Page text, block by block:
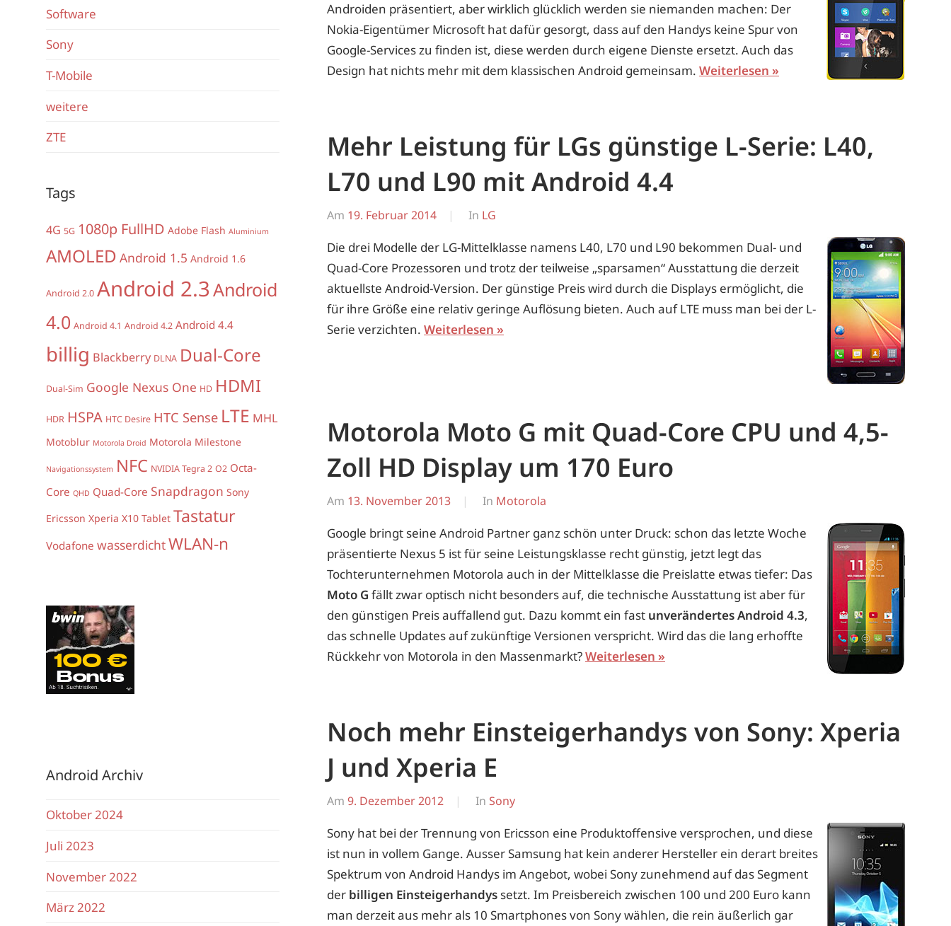
Androiden präsentiert, aber wirklich glücklich werden sie niemanden machen: Der
Nokia-Eigentümer Microsoft hat dafür gesorgt, dass auf den Handys keine Spur von
Google-Services zu finden ist, diese werden durch eigene Dienste ersetzt. Auch das
Design hat nichts mehr mit dem klassischen Android gemeinsam. Weiterlesen
Mehr Leistung für LGs günstige L-Serie: L40,
L70 und L90 mit Android 4.4
Am 19. Februar 2014
Von
In LG
Die drei Modelle der LG-Mittelklasse namens L40, L70 und L90 bekommen Dual- und
Quad-Core Prozessoren und trotz der teilweise „sparsamen“ Ausstattung die derzeit
aktuellste Android-Version. Der günstige Preis wird durch die Displays ermöglicht, die
für ihre Größe eine relativ geringe Auflösung bieten. Auch auf LTE muss man bei der L-
Serie verzichten. Weiterlesen
Motorola Moto G mit Quad-Core CPU und 4,5-
Zoll HD Display um 170 Euro
Am 13. November 2013
Von
In Motorola
Google bringt seine Android Partner ganz schön unter Druck: schon das letzte Woche
präsentierte Nexus 5 ist für seine Leistungsklasse recht günstig, jetzt legt das
Tochterunternehmen Motorola auch in der Mittelklasse die Preislatte etwas tiefer: Das
Moto G fällt zwar optisch nicht besonders auf, die technische Ausstattung ist aber für
den günstigen Preis auffallend gut. Dazu kommt ein fast unverändertes Android 4.3,
das schnelle Updates auf zukünftige Versionen verspricht. Wird das die lang erhoffte
Rückkehr von Motorola in den Massenmarkt?Weiterlesen
Noch mehr Einsteigerhandys von Sony: Xperia
J und Xperia E
Am 9. Dezember 2012
Von
In Sony
Sony hat bei der Trennung von Ericsson eine Produktoffensive versprochen, und diese
ist nun in vollem Gange. Ausser Samsung hat kein anderer Hersteller ein derart breites
Spektrum von Android Handys im Angebot, wobei Sony zunehmend auf das Segment
der billigen Einsteigerhandys setzt. Im Preisbereich zwischen 100 und 200 Euro kann
man derzeit aus mehr als 10 Smartphones von Sony wählen, die rein äußerlich gar
Software
Sony
T-Mobile
weitere
ZTE
Tags
4G 5G 1080p FullHD Adobe Flash Aluminium
AMOLED Android 1.5 Android 1.6
Android 2.0 Android 2.3Android
4.0 Android 4.1 Android 4.2 Android 4.4
billig Blackberry DLNA Dual-Core
Dual-Sim Google Nexus One HD HDMI
HDR HSPA HTC Desire HTC Sense LTE MHL
Motoblur Motorola Droid Motorola Milestone
Navigationssystem NFC NVIDIA Tegra 2 O2 Octa-
Core QHD Quad-Core Snapdragon Sony
Ericsson Xperia X10 Tablet Tastatur
Vodafone wasserdichtWLAN-n
Android Archiv
Oktober 2024
Juli 2023
November 2022
März 2022